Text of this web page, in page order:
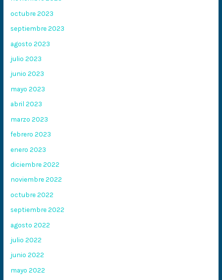
octubre 2023
septiembre 2023
agosto 2023
julio 2023
junio 2023
mayo 2023
abril 2023
marzo 2023
febrero 2023
enero 2023
diciembre 2022
noviembre 2022
octubre 2022
septiembre 2022
agosto 2022
julio 2022
junio 2022
mayo 2022